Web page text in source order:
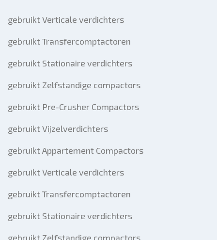
gebruikt Verticale verdichters
gebruikt Transfercomptactoren
gebruikt Stationaire verdichters
gebruikt Zelfstandige compactors
gebruikt Pre-Crusher Compactors
gebruikt Vijzelverdichters
gebruikt Appartement Compactors
gebruikt Verticale verdichters
gebruikt Transfercomptactoren
gebruikt Stationaire verdichters
gebruikt Zelfstandige compactors